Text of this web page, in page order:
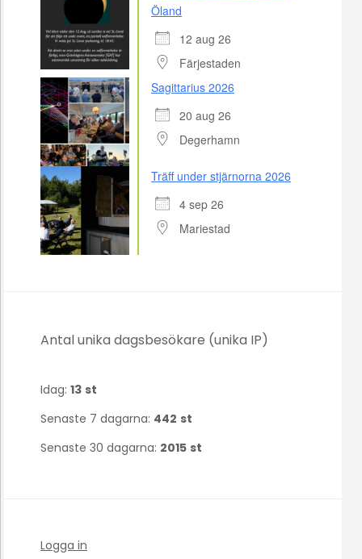
Öland
12 aug 26
Färjestaden
Sagittarius 2026
20 aug 26
Degerhamn
Träff under stjärnorna 2026
4 sep 26
Mariestad
Antal unika dagsbesökare (unika IP)
Idag: 13 st
Senaste 7 dagarna: 442 st
Senaste 30 dagarna: 2015 st
Logga in